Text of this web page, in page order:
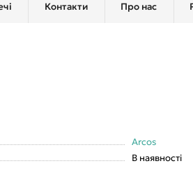
Контакти Про нас
Arcos
В наявності